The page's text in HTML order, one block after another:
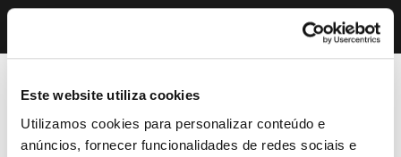
Este website utiliza cookies
Utilizamos cookies para personalizar conteúdo e
anúncios, fornecer funcionalidades de redes sociais e